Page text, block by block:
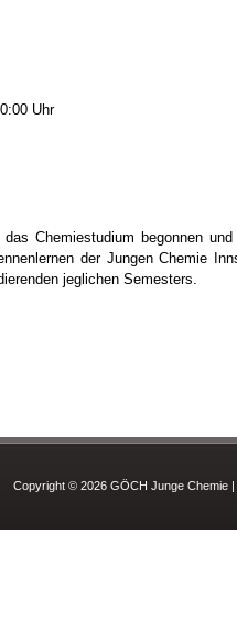
Uhr
Chemiestudium begonnen
der Jungen Chemie
jeglichen Semesters.
Copyright © 2026 GÖCH Junge Chemie